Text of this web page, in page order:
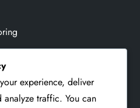
experience, deliver
analyze traffic. You can